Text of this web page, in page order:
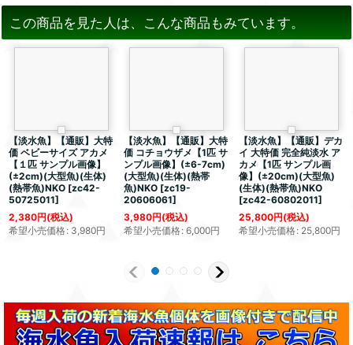
この商品を見た人は、こんな商品もみています。
【淡水魚】【通販】大特
価 ベビーサイズ アカメ
【１匹 サンプル画像】
(±2cm)(大型魚)(生体)
(熱帯魚)NKO [zc42-
50725011]
2,380円(税込)
希望小売価格: 3,980円
【淡水魚】【通販】大特
価 コチョウザメ【1匹 サ
ンプル画像】(±6-7cm)
(大型魚)(生体)(熱帯
魚)NKO [zc19-
20606061]
3,980円(税込)
希望小売価格: 6,000円
【淡水魚】【通販】デカ
イ 大特価 完全純淡水 ア
カメ【1匹 サンプル画
像】(±20cm)(大型魚)
(生体)(熱帯魚)NKO
[zc42-60802011]
25,800円(税込)
希望小売価格: 25,800円